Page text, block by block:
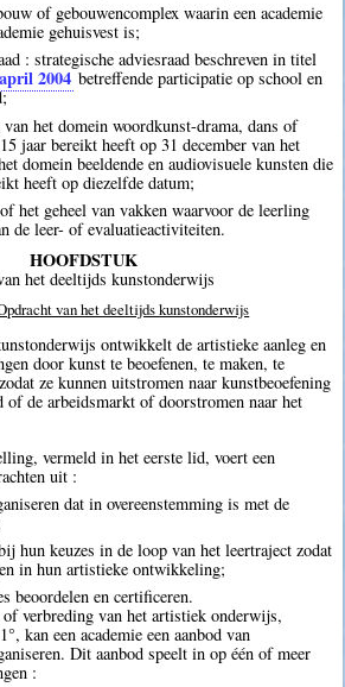
of gebouwencomplex waarin een academie
gehuisvest is;
: strategische adviesraad beschreven in titel
2004 betreffende participatie op school en
het domein woordkunst-drama, dans of
jaar bereikt heeft op 31 december van het
domein beeldende en audiovisuele kunsten die
heeft op diezelfde datum;
het geheel van vakken waarvoor de leerling
de leer- of evaluatieactiviteiten.
HOOFDSTUK
het deeltijds kunstonderwijs
van het deeltijds kunstonderwijs
ontwikkelt de artistieke aanleg en
door kunst te beoefenen, te maken, te
ze kunnen uitstromen naar kunstbeoefening
de arbeidsmarkt of doorstromen naar het
vermeld in het eerste lid, voert een
uit :
dat in overeenstemming is met de
hun keuzes in de loop van het leertraject zodat
in hun artistieke ontwikkeling;
beoordelen en certificeren.
verbreding van het artistiek onderwijs,
kan een academie een aanbod van
Dit aanbod speelt in op één of meer
: